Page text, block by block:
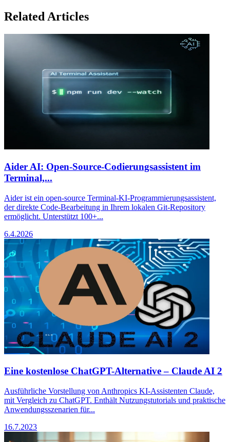
Related Articles
Aider AI: Open-Source-Codierungsassistent im
Terminal,...
Aider ist ein open-source Terminal-KI-Programmierungsassistent,
der direkte Code-Bearbeitung in Ihrem lokalen Git-Repository
ermöglicht. Unterstützt 100+...
6.4.2026
Eine kostenlose ChatGPT-Alternative – Claude AI 2
Ausführliche Vorstellung von Anthropics KI-Assistenten Claude,
mit Vergleich zu ChatGPT. Enthält Nutzungstutorials und praktische
Anwendungsszenarien für...
16.7.2023